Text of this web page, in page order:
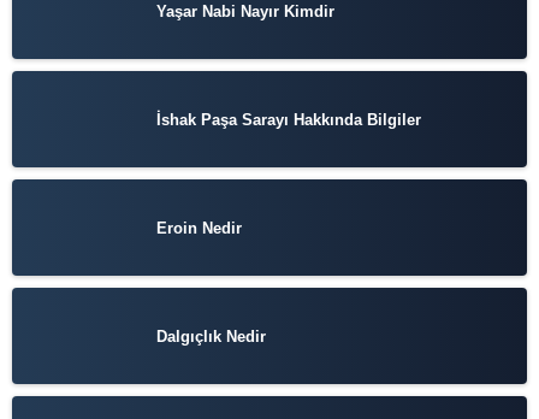
Yaşar Nabi Nayır Kimdir
İshak Paşa Sarayı Hakkında Bilgiler
Eroin Nedir
Dalgıçlık Nedir